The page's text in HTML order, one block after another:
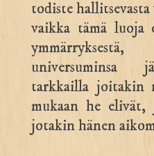
todiste hallitsevasta
vaikka tämä luoja
universuminsa
tarkkailla joitakin
mukaan he elivät,
jotakin hänen